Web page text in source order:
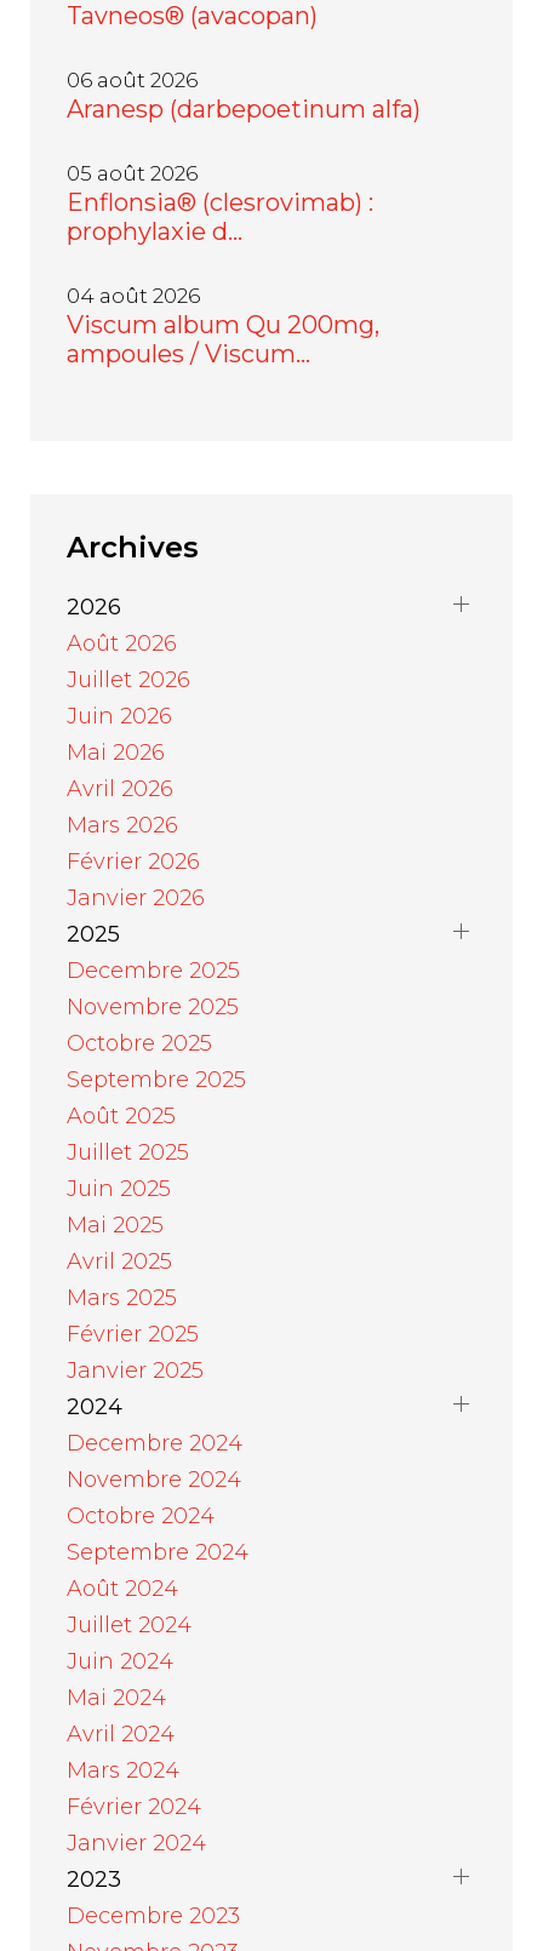
Tavneos® (avacopan)
06 août 2026
Aranesp (darbepoetinum alfa)
05 août 2026
Enflonsia® (clesrovimab) :
prophylaxie d…
04 août 2026
Viscum album Qu 200mg,
ampoules / Viscum…
Archives
2026
Août 2026
Juillet 2026
Juin 2026
Mai 2026
Avril 2026
Mars 2026
Février 2026
Janvier 2026
2025
Decembre 2025
Novembre 2025
Octobre 2025
Septembre 2025
Août 2025
Juillet 2025
Juin 2025
Mai 2025
Avril 2025
Mars 2025
Février 2025
Janvier 2025
2024
Decembre 2024
Novembre 2024
Octobre 2024
Septembre 2024
Août 2024
Juillet 2024
Juin 2024
Mai 2024
Avril 2024
Mars 2024
Février 2024
Janvier 2024
2023
Decembre 2023